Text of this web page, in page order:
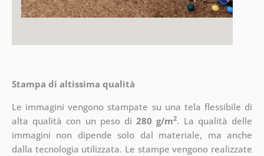
Stampa di altissima qualità
Le immagini vengono stampate su una tela flessibile di
alta qualità con un peso di280 g/m2. La qualità delle
immagini non dipende solo dal materiale, ma anche
dalla tecnologia utilizzata. Le stampe vengono realizzate